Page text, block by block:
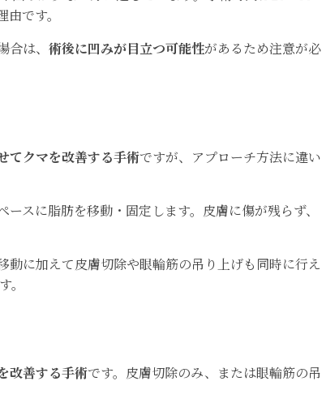
です。
は、 術後に凹みが目立つ可能性があるため注意が必
てクマを改善する手術ですが、アプローチ方法に違い
スに脂肪を移動・固定します。皮膚に傷が残らず、
に加えて皮膚切除や眼輪筋の吊り上げも同時に行え
。
改善する手術です。皮膚切除のみ、または眼輪筋の吊